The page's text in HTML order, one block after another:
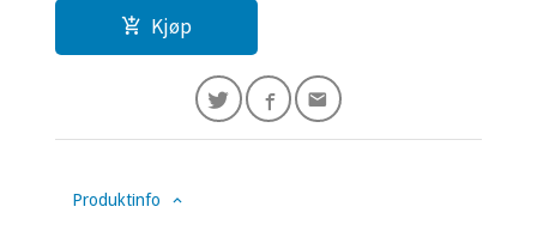
Kjøp
Produktinfo